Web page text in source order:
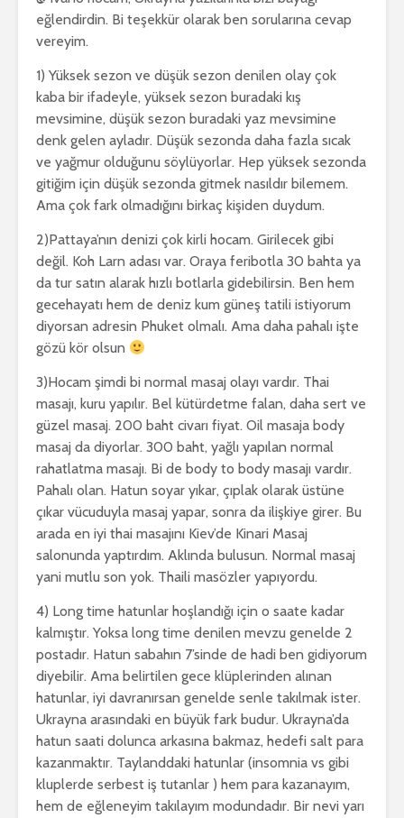
eğlendirdin. Bi teşekkür olarak ben sorularına cevap
vereyim.
1) Yüksek sezon ve düşük sezon denilen olay çok
kaba bir ifadeyle, yüksek sezon buradaki kış
mevsimine, düşük sezon buradaki yaz mevsimine
denk gelen ayladır. Düşük sezonda daha fazla sıcak
ve yağmur olduğunu söylüyorlar. Hep yüksek sezonda
gitiğim için düşük sezonda gitmek nasıldır bilemem.
Ama çok fark olmadığını birkaç kişiden duydum.
2)Pattaya’nın denizi çok kirli hocam. Girilecek gibi
değil. Koh Larn adası var. Oraya feribotla 30 bahta ya
da tur satın alarak hızlı botlarla gidebilirsin. Ben hem
gecehayatı hem de deniz kum güneş tatili istiyorum
diyorsan adresin Phuket olmalı. Ama daha pahalı işte
gözü kör olsun
3)Hocam şimdi bi normal masaj olayı vardır. Thai
masajı, kuru yapılır. Bel kütürdetme falan, daha sert ve
güzel masaj. 200 baht civarı fiyat. Oil masaja body
masaj da diyorlar. 300 baht, yağlı yapılan normal
rahatlatma masajı. Bi de body to body masajı vardır.
Pahalı olan. Hatun soyar yıkar, çıplak olarak üstüne
çıkar vücuduyla masaj yapar, sonra da ilişkiye girer. Bu
arada en iyi thai masajını Kiev’de Kinari Masaj
salonunda yaptırdım. Aklında bulusun. Normal masaj
yani mutlu son yok. Thaili masözler yapıyordu.
4) Long time hatunlar hoşlandığı için o saate kadar
kalmıştır. Yoksa long time denilen mevzu genelde 2
postadır. Hatun sabahın 7’sinde de hadi ben gidiyorum
diyebilir. Ama belirtilen gece klüplerinden alınan
hatunlar, iyi davranırsan genelde senle takılmak ister.
Ukrayna arasındaki en büyük fark budur. Ukrayna’da
hatun saati dolunca arkasına bakmaz, hedefi salt para
kazanmaktır. Taylanddaki hatunlar (insomnia vs gibi
kluplerde serbest iş tutanlar ) hem para kazanayım,
hem de eğleneyim takılayım modundadır. Bir nevi yarı